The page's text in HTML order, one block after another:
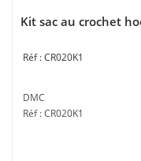
Kit sac au crochet
CR020K1
DMC
Réf : CR020K1